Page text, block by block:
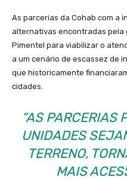
As parcerias da Cohab com a
alternativas encontradas pela
Pimentel para viabilizar o
a um cenário de escassez de
que historicamente
cidades.
“AS PARCERIAS
UNIDADES
TERRENO,
MAIS